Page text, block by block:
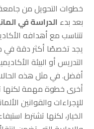
خطوات التحويل من
بعد بدء الدراسة في
تتناسب مع أهدافه
يجد تخصصًا أكثر دقة
التدريس أو البيئة
أفضل. في مثل هذه
أخرى خطوة مهمة لكنها
للإجراءات والقوانين
الخيار، لكنها تشترط